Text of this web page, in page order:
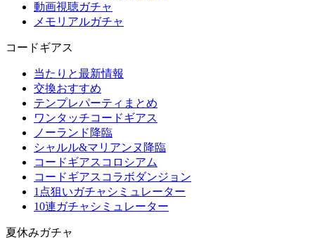
動画視聴ガチャ
メモリアルガチャ
コードギアス
当たりと最新情報
交換おすすめ
テンプレパーティまとめ
ワンタッチコードギアス
ノーランド降臨
シャルル&マリアンヌ降臨
コードギアスコロシアム
コードギアスコラボダンジョン
1点狙いガチャシミュレーター
10連ガチャシミュレーター
夏休みガチャ